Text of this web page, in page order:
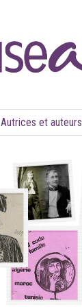
Autrices et auteurs